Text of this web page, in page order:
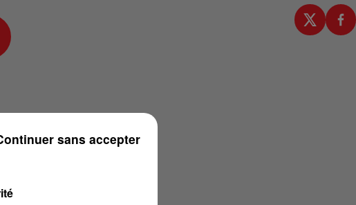
sans accepter